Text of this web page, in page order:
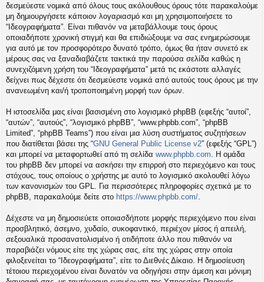
έσ
εις
δεσμεύεστε νομικά από όλους τους ακόλουθους όρους τότε παρακαλούμε
μη δημιουργήσετε κάποιον λογαριασμό και μη χρησιμοποιήσετε το
“Ιδεογραφήματα”. Είναι πιθανόν να μεταβάλλουμε τους όρους
οποιαδήποτε χρονική στιγμή και θα επιδιώξουμε να σας ενημερώσουμε
για αυτό με τον προσφορότερο δυνατό τρόπο, όμως θα ήταν συνετό εκ
μέρους σας να ξαναδιαβάζετε τακτικά την παρούσα σελίδα καθώς η
συνεχιζόμενη χρήση του “Ιδεογραφήματα” μετά τις εκάστοτε αλλαγές
δείχνει πως δέχεστε ότι δεσμεύεστε νομικά από αυτούς τους όρους με την
ανανεωμένη και/ή τροποποιημένη μορφή των όρων.
Η ιστοσελίδα μας είναι βασισμένη στο λογισμικό phpBB (εφεξής “αυτοί”,
“αυτών”, “αυτούς”, “λογισμικό phpBB”, “www.phpbb.com”, “phpBB
Limited”, “phpBB Teams”) που είναι μια λύση συστήματος συζητήσεων
που διατίθεται βάσει της “GNU General Public License v2” (εφεξής “GPL”)
και μπορεί να μεταφορτωθεί από τη σελίδα www.phpbb.com . Η ομάδα
του phpBB δεν μπορεί να ασκήσει την επιρροή στο περιεχόμενο και τους
στόχους, τους οποίους ο χρήστης με αυτό το λογισμικό ακολουθεί λόγω
των κανονισμών του GPL. Για περισσότερες πληροφορίες σχετικά με το
phpBB, παρακαλούμε δείτε στο https://www.phpbb.com/
Δέχεστε να μη δημοσιεύετε οποιασδήποτε μορφής περιεχόμενο που είναι
προσβλητικό, άσεμνο, χυδαίο, συκοφαντικό, περιέχον μίσος ή απειλή,
σεξουαλικά προσανατολισμένο ή οτιδήποτε άλλο που πιθανόν να
παραβιάζει νόμους είτε της χώρας σας, είτε της χώρας στην οποία
φιλοξενείται το “Ιδεογραφήματα”, είτε το Διεθνές Δίκαιο. Η δημοσίευση
τέτοιου περιεχομένου είναι δυνατόν να οδηγήσει στην άμεση και μόνιμη